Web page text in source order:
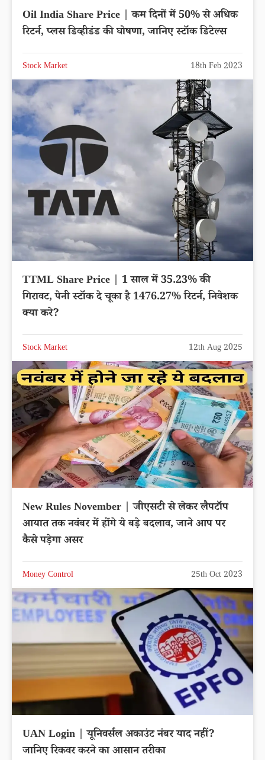
Oil India Share Price | कम दिनों में 50% से अधिक
रिटर्न, प्लस डिव्हीडंड की घोषणा, जानिए स्टॉक डिटेल्स
Stock Market 18th Feb 2023
TTML Share Price | 1 साल में 35.23% की
गिरावट, पेनी स्टॉक दे चूका है 1476.27% रिटर्न, निवेशक
क्या करे?
Stock Market 12th Aug 2025
New Rules November | जीएसटी से लेकर लैपटॉप
आयात तक नवंबर में होंगे ये बड़े बदलाव, जाने आप पर
कैसे पड़ेगा असर
Money Control 25th Oct 2023
UAN Login | यूनिवर्सल अकाउंट नंबर याद नहीं?
जानिए रिकवर करने का आसान तरीका